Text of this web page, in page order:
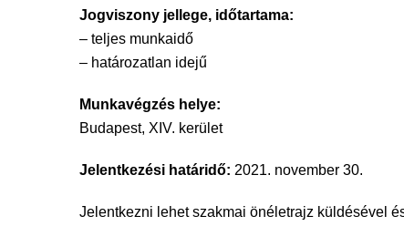
Jogviszony jellege, időtartama:
– teljes munkaidő
– határozatlan idejű
Munkavégzés helye:
Budapest, XIV. kerület
Jelentkezési határidő: 2021. november 30.
Jelentkezni lehet szakmai önéletrajz küldésével